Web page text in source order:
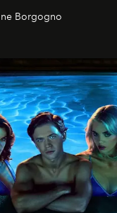
Borgogno